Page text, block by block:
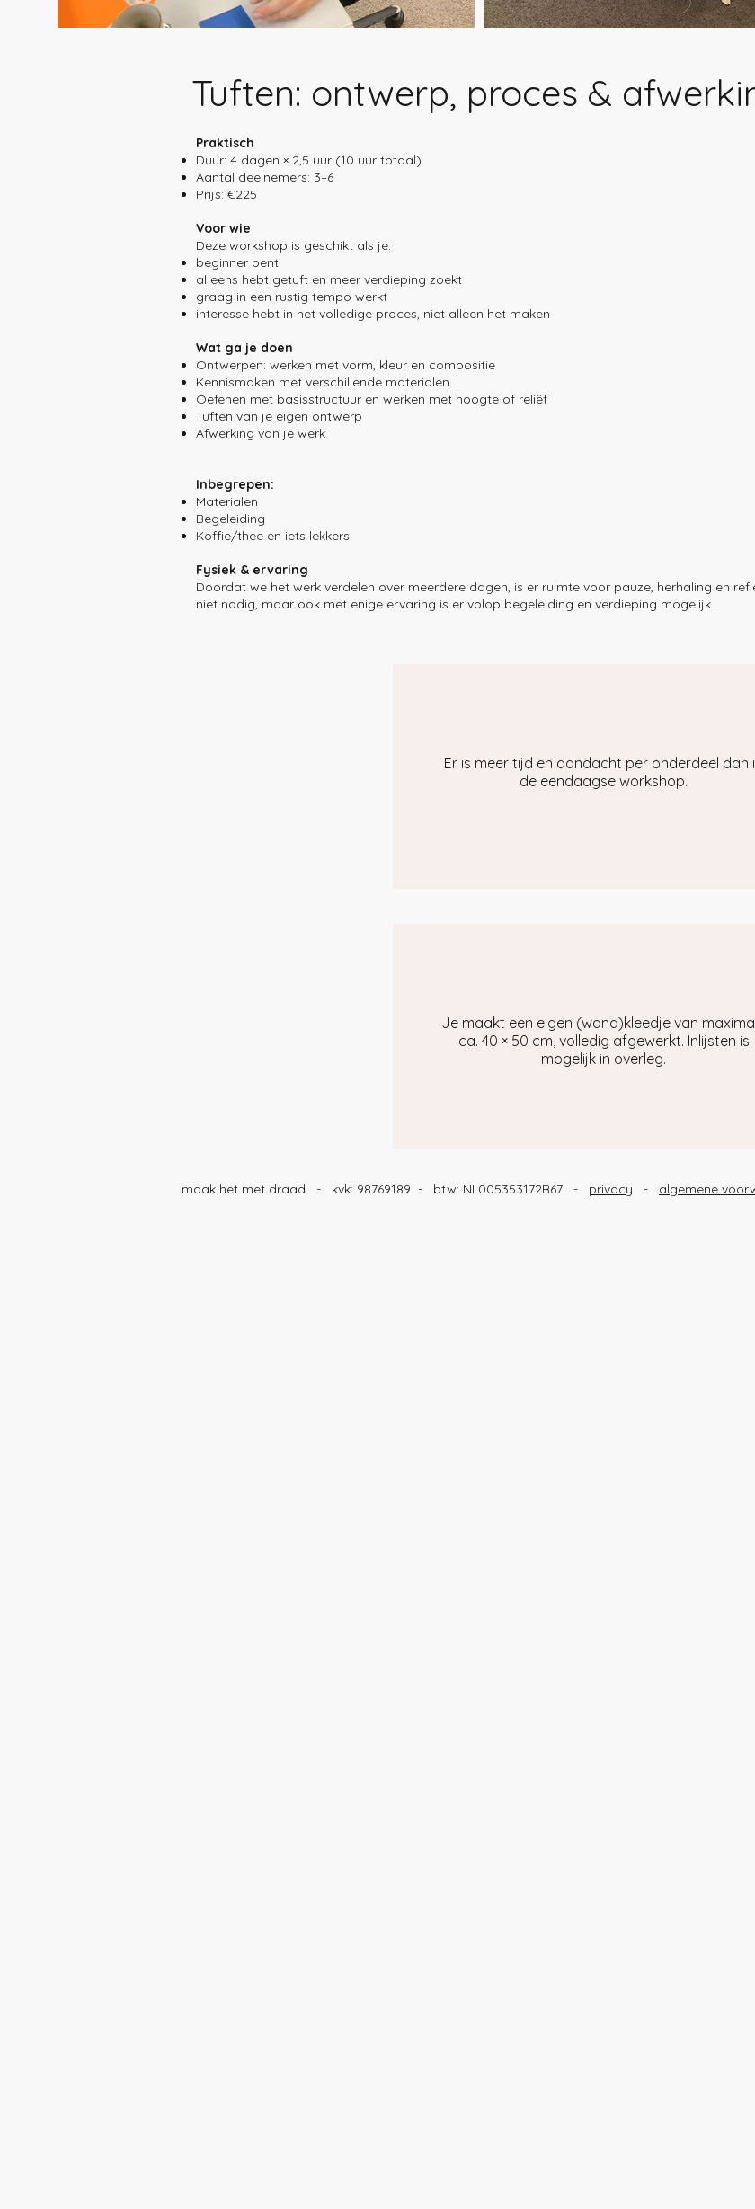
Tuften: ontwerp, proces &
Praktisch
Duur: 4 dagen × 2,5 uur (10 uur totaal)
Aantal deelnemers: 3–6
Prijs: €225
Voor wie
Deze workshop is geschikt als je:
beginner bent
al eens hebt getuft en meer verdieping zoekt
graag in een rustig tempo werkt
interesse hebt in het volledige proces, niet alleen het maken
Wat ga je doen
Ontwerpen: werken met vorm, kleur en compositie
Kennismaken met verschillende materialen
Oefenen met basisstructuur en werken met hoogte of reliëf
Tuften van je eigen ontwerp
Afwerking van je werk
​Inbegrepen:
Materialen
Begeleiding
Koffie/thee en iets lekkers
Fysiek & ervaring
Doordat we het werk verdelen over meerdere dagen, is er ruimte voor pauze, herhaling en
niet nodig, maar ook met enige ervaring is er volop begeleiding en verdieping mogelijk.
Er is meer tijd en aandacht per onderdeel dan
de eendaagse workshop.
Je maakt een eigen (wand)kleedje van
ca. 40 × 50 cm, volledig afgewerkt. Inlijsten is
mogelijk in overleg.
maak het met draad - kvk: 98769189 - btw: NL005353172B67 - privacy - algemene